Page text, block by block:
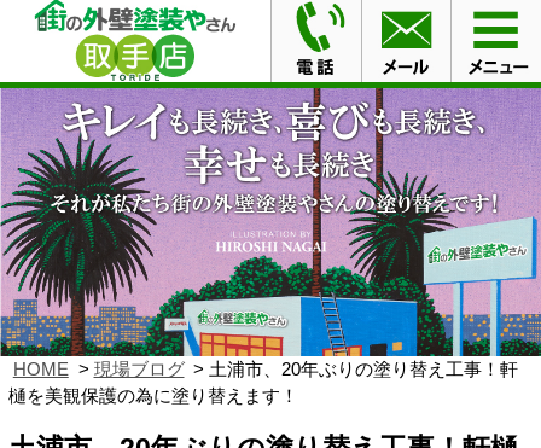
HOME 現場ブログ
土浦市、20年ぶりの塗り替え工事！軒
樋を美観保護の為に塗り替えます！